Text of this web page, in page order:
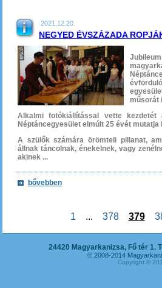
2021.12.20.
NEGYED ÉVSZÁZADA
műsorát
Alkalmi fotókiállítással vette
Néptáncegyesület elmúlt 25 évét mutatja
A szülők számára örömteli pillanat,
állnak táncolnak, énekelnek, vagy
akinek ...
bővebben
1 ... 378 379
24420 Magyarkanizsa, Fő tér 1.
© 2008-2014
Copyright ©